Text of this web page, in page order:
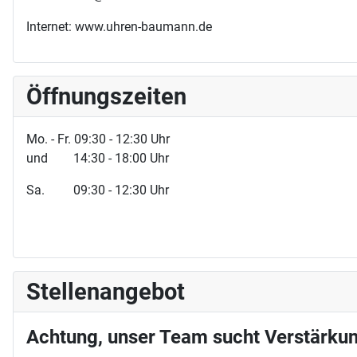
Internet: www.uhren-baumann.de
Öffnungszeiten
Mo. - Fr. 09:30 - 12:30 Uhr
und 14:30 - 18:00 Uhr
Sa. 09:30 - 12:30 Uhr
Stellenangebot
Achtung, unser Team sucht